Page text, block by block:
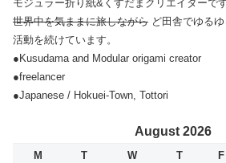
モジュラー折り紙&くすだまクリエイターです
世界中を気ままに旅しながら ど田舎でゆる
活動を続けています。
●Kusudama and Modular origami creator
●freelancer
●Japanese / Hokuei-Town, Tottori
August 2026
M T W T F